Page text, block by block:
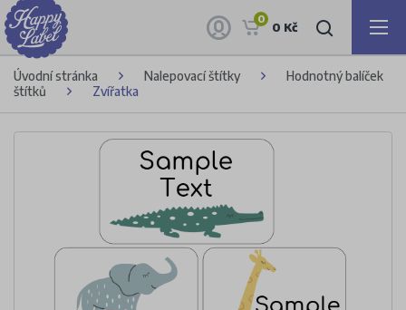
0
0 Kč
Úvodní stránka Nalepovací štítky
Hodnotný balíček
štítků
Zvířatka